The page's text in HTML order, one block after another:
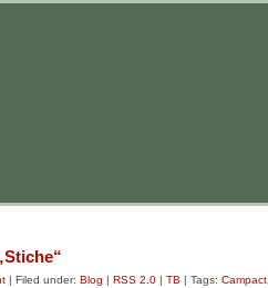
| Filed under: Blog | RSS 2.0 | TB | Tags: Campact